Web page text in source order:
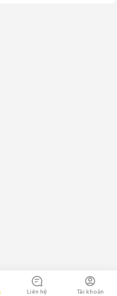
Liên hệ Tài khoản